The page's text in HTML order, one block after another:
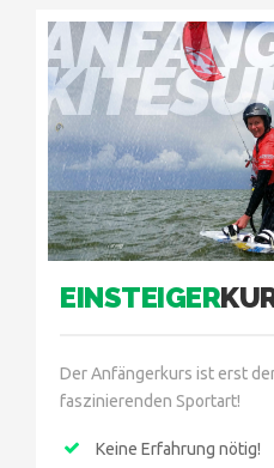
EINSTEIGER
Der Anfängerkurs ist erst
faszinierenden Sportart!
Keine Erfahrung nötig!